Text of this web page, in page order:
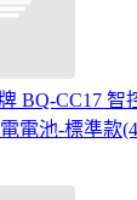
BQ-CC17
電池-標準款